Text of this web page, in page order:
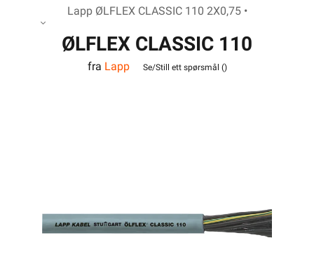
Lapp ØLFLEX CLASSIC 110 2X0,75 •
ØLFLEX CLASSIC 110
2X0,75
fra Lapp Se/Still ett spørsmål ()